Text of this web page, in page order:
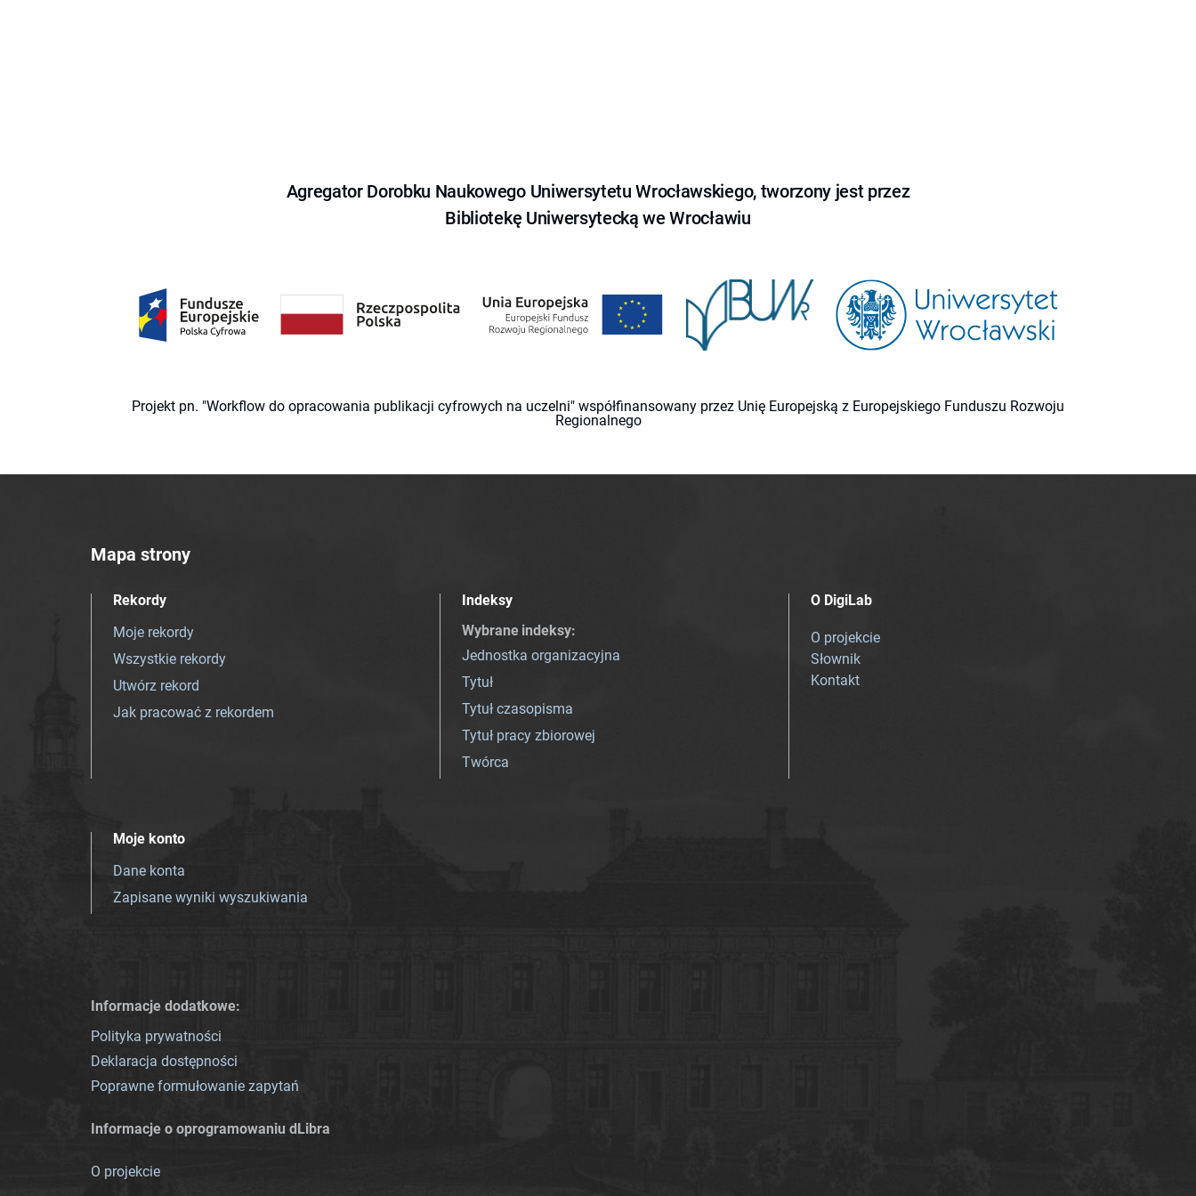
Agregator Dorobku Naukowego Uniwersytetu Wrocławskiego, tworzony jest przez
Bibliotekę Uniwersytecką we Wrocławiu
Projekt pn. "Workflow do opracowania publikacji cyfrowych na uczelni" współfinansowany przez Unię Europejską z Europejskiego Funduszu Rozwoju
Regionalnego
Mapa strony
Rekordy
Moje rekordy
Wszystkie rekordy
Utwórz rekord
Jak pracować z rekordem
Indeksy
Wybrane indeksy:
Jednostka organizacyjna
Tytuł
Tytuł czasopisma
Tytuł pracy zbiorowej
Twórca
O DigiLab
O projekcie
Słownik
Kontakt
Moje konto
Dane konta
Zapisane wyniki wyszukiwania
Informacje dodatkowe:
Polityka prywatności
Deklaracja dostępności
Poprawne formułowanie zapytań
Informacje o oprogramowaniu dLibra
O projekcie